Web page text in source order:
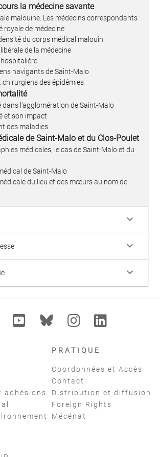
la médecine savante
malouine. Les médecins correspondants
royale de médecine
du corps médical malouin
de la médecine
navigants de Saint-Malo
chirurgiens des épidémies
dans l'agglomération de Saint-Malo
et son impact
des maladies
de Saint-Malo et du Clos-Poulet
médicales, le cas de Saint-Malo et du
de Saint-Malo
du lieu et des mœurs au nom de
keyboard_arrow_down
keyboard_arrow_down
keyboard_arrow_down
adhésions
PRATIQUE
Coordonnées et Accès
Contact
Distribution et diffusion
Foreign Rights
Mécénat